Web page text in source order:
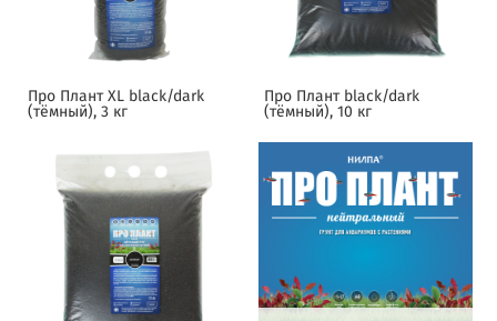
Про Плант XL black/dark
(тёмный), 3 кг
Про Плант black/dark
(тёмный), 10 кг